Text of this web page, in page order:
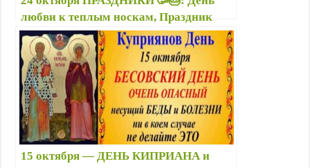
любви к теплым носкам, Праздник
любителей бильярда, Филиппов день и
др. — Какой ещё сегодня праздник?
15 октября — ДЕНЬ КИПРИАНА и